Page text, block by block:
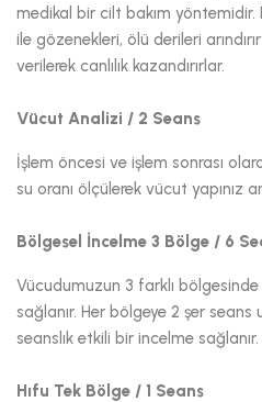
medikal bir cilt bakım
ile gözenekleri, ölü derileri
verilerek canlılık kazandırırlar.
Vücut Analizi / 2 Seans
İşlem öncesi ve işlem sonrası
su oranı ölçülerek vücut yapınız
Bölgesel İncelme 3 Bölge / 6
Vücudumuzun 3 farklı
sağlanır. Her bölgeye 2 şer
seanslık etkili bir incelme sağlanır.
Hıfu Tek Bölge / 1 Seans